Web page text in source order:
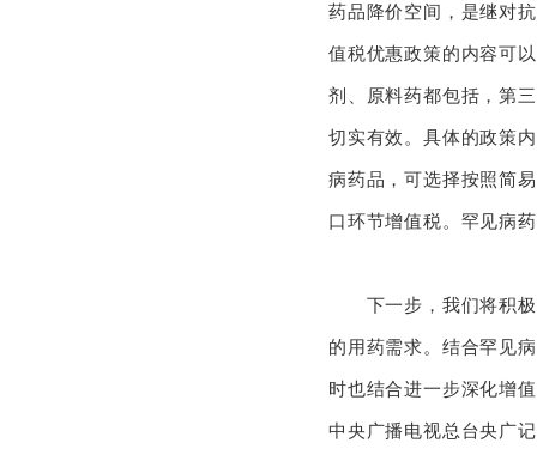
药品降价空间，是继对
值税优惠政策的内容可
剂、原料药都包括，第
切实有效。具体的政策
病药品，可选择按照简
口环节增值税。罕见病
下一步，我们将积极
的用药需求。结合罕见
时也结合进一步深化
中央广播电视总台央广